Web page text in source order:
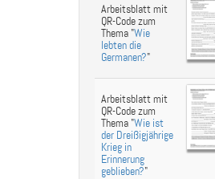
Arbeitsblatt mit
QR-Code zum
Thema "Wie
lebten die
Germanen?"
Arbeitsblatt mit
QR-Code zum
Thema "Wie ist
der Dreißigjährige
Krieg in
Erinnerung
geblieben?"